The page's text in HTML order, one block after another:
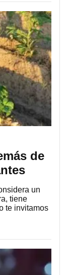
de
un
tiene
te invitamos